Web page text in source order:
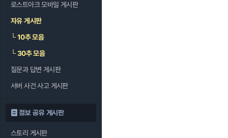
로스트아크 모바일 게시판
자유 게시판
└10추 모음
└30추 모음
질문과 답변 게시판
서버 사건 사고 게시판
정보 공유 게시판
스토리 게시판